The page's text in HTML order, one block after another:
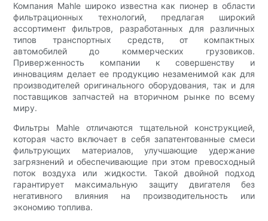
Компания Mahle широко известна как пионер в области
фильтрационных технологий, предлагая широкий
ассортимент фильтров, разработанных для различных
типов транспортных средств, от компактных
автомобилей до коммерческих грузовиков.
Приверженность компании к совершенству и
инновациям делает ее продукцию незаменимой как для
производителей оригинального оборудования, так и для
поставщиков запчастей на вторичном рынке по всему
миру.
Фильтры Mahle отличаются тщательной конструкцией,
которая часто включает в себя запатентованные смеси
фильтрующих материалов, улучшающие удержание
загрязнений и обеспечивающие при этом превосходный
поток воздуха или жидкости. Такой двойной подход
гарантирует максимальную защиту двигателя без
негативного влияния на производительность или
экономию топлива.